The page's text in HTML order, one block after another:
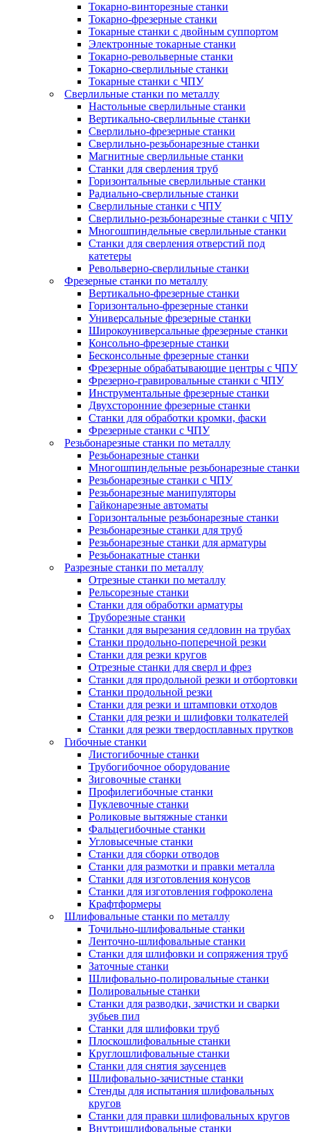
Токарно-винторезные станки
Токарно-фрезерные станки
Токарные станки с двойным суппортом
Электронные токарные станки
Токарно-револьверные станки
Токарно-сверлильные станки
Токарные станки с ЧПУ
Сверлильные станки по металлу
Настольные сверлильные станки
Вертикально-сверлильные станки
Сверлильно-фрезерные станки
Сверлильно-резьбонарезные станки
Магнитные сверлильные станки
Станки для сверления труб
Горизонтальные сверлильные станки
Радиально-сверлильные станки
Сверлильные станки с ЧПУ
Сверлильно-резьбонарезные станки с ЧПУ
Многошпиндельные сверлильные станки
Станки для сверления отверстий под
катетеры
Револьверно-сверлильные станки
Фрезерные станки по металлу
Вертикально-фрезерные станки
Горизонтально-фрезерные станки
Универсальные фрезерные станки
Широкоуниверсальные фрезерные станки
Консольно-фрезерные станки
Бесконсольные фрезерные станки
Фрезерные обрабатывающие центры с ЧПУ
Фрезерно-гравировальные станки с ЧПУ
Инструментальные фрезерные станки
Двухсторонние фрезерные станки
Станки для обработки кромки, фаски
Фрезерные станки с ЧПУ
Резьбонарезные станки по металлу
Резьбонарезные станки
Многошпиндельные резьбонарезные станки
Резьбонарезные станки с ЧПУ
Резьбонарезные манипуляторы
Гайконарезные автоматы
Горизонтальные резьбонарезные станки
Резьбонарезные станки для труб
Резьбонарезные станки для арматуры
Резьбонакатные станки
Разрезные станки по металлу
Отрезные станки по металлу
Рельсорезные станки
Станки для обработки арматуры
Труборезные станки
Станки для вырезания седловин на трубаx
Станки продольно-поперечной резки
Станки для резки кругов
Отрезные станки для сверл и фрез
Станки для продольной резки и отбортовки
Станки продольной резки
Станки для резки и штамповки отходов
Станки для резки и шлифовки толкателей
Станки для резки твердосплавных прутков
Гибочные станки
Листогибочные станки
Трубогибочное оборудование
Зиговочные станки
Профилегибочные станки
Пуклевочные станки
Роликовые вытяжные станки
Фальцегибочные станки
Угловысечные станки
Станки для сборки отводов
Станки для размотки и правки металла
Станки для изготовления конусов
Станки для изготовления гофроколена
Крафтформеры
Шлифовальные станки по металлу
Точильно-шлифовальные станки
Ленточно-шлифовальные станки
Станки для шлифовки и сопряжения труб
Заточные станки
Шлифовально-полировальные станки
Полировальные станки
Станки для разводки, зачистки и сварки
зубьев пил
Станки для шлифовки труб
Плоскошлифовальные станки
Круглошлифовальные станки
Станки для снятия заусенцев
Шлифовально-зачистные станки
Стенды для испытания шлифовальных
кругов
Станки для правки шлифовальных кругов
Внутришлифовальные станки